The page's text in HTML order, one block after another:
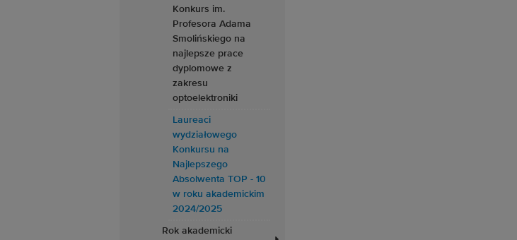
Konkurs im.
Profesora Adama
Smolińskiego na
najlepsze prace
dyplomowe z
zakresu
optoelektroniki
Laureaci
wydziałowego
Konkursu na
Najlepszego
Absolwenta TOP - 10
w roku akademickim
2024/2025
Rok akademicki